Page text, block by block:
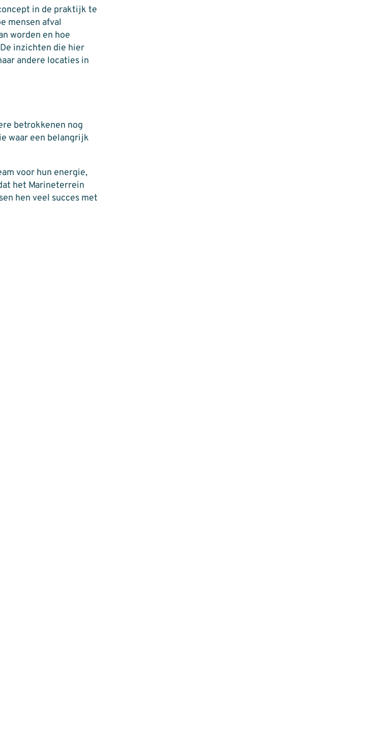
in de praktijk te
mensen afval
worden en hoe
inzichten die hier
andere locaties in
betrokkenen nog
waar een belangrijk
voor hun energie,
het Marineterrein
hen veel succes met